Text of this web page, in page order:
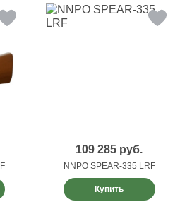
109 285 руб.
NNPO SPEAR-335 LRF
Купить